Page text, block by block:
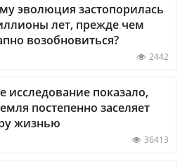
эволюция застопорилась
лет, прежде чем
возобновиться?
2442
исследование показало,
постепенно заселяет
жизнью
36413